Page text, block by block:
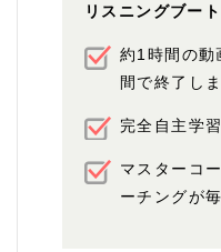
リスニングブー
約1時間の動
間で終了しま
完全自主学
マスターコ
ーチングが